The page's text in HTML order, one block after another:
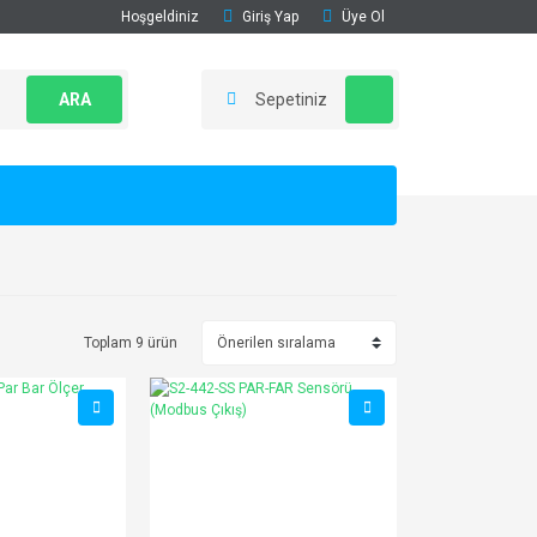
Hoşgeldiniz Giriş Yap Üye Ol
ARA Sepetiniz
Toplam 9 ürün